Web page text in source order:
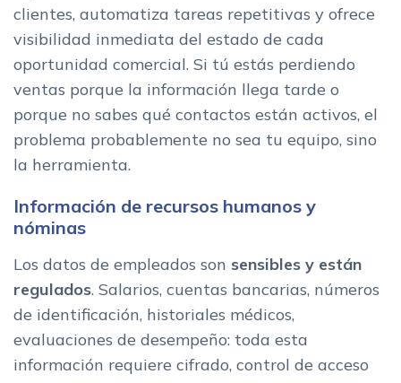
clientes, automatiza tareas repetitivas y ofrece
visibilidad inmediata del estado de cada
oportunidad comercial. Si tú estás perdiendo
ventas porque la información llega tarde o
porque no sabes qué contactos están activos, el
problema probablemente no sea tu equipo, sino
la herramienta.
Información de recursos humanos y
nóminas
Los datos de empleados son sensibles y están
regulados. Salarios, cuentas bancarias, números
de identificación, historiales médicos,
evaluaciones de desempeño: toda esta
información requiere cifrado, control de acceso